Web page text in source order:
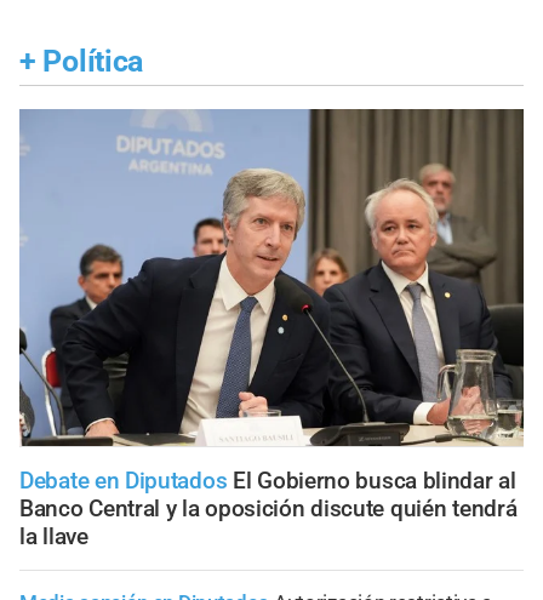
+ Política
Debate en Diputados El Gobierno busca blindar al
Banco Central y la oposición discute quién tendrá
la llave